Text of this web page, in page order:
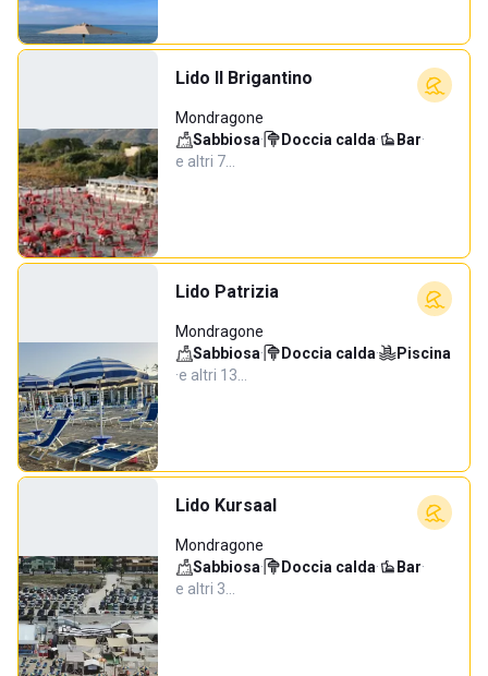
Lido Il Brigantino
Mondragone
Sabbiosa· Doccia calda· Bar·
e altri 7…
Lido Patrizia
Mondragone
Sabbiosa· Doccia calda·
Piscina
·e altri 13…
Lido Kursaal
Mondragone
Sabbiosa· Doccia calda· Bar·
e altri 3…